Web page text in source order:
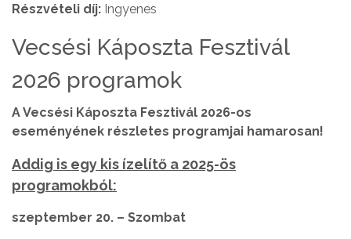
Részvételi díj: Ingyenes
Vecsési Káposzta Fesztivál
2026 programok
A Vecsési Káposzta Fesztivál 2026-os
eseményének részletes programjai hamarosan!
Addig is egy kis ízelítő a 2025-ös
programokból:
szeptember 20. – Szombat